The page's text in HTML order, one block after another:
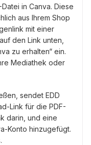
in Canva. Diese
aus Ihrem Shop
mit einer
den Link unten,
zu erhalten“ ein.
Mediathek oder
sendet EDD
Link für die PDF-
darin, und eine
Konto hinzugefügt.